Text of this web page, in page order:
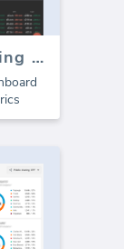
MailChimp E-mailmarketing dashboard